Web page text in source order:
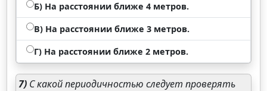
Б) На расстоянии ближе 4 метров.
В) На расстоянии ближе 3 метров.
Г) На расстоянии ближе 2 метров.
7) С какой периодичностью следует проверять